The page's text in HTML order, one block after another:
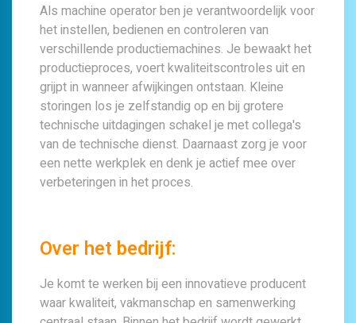
Als machine operator ben je verantwoordelijk voor
het instellen, bedienen en controleren van
verschillende productiemachines. Je bewaakt het
productieproces, voert kwaliteitscontroles uit en
grijpt in wanneer afwijkingen ontstaan. Kleine
storingen los je zelfstandig op en bij grotere
technische uitdagingen schakel je met collega's
van de technische dienst. Daarnaast zorg je voor
een nette werkplek en denk je actief mee over
verbeteringen in het proces.
Over het bedrijf:
Je komt te werken bij een innovatieve producent
waar kwaliteit, vakmanschap en samenwerking